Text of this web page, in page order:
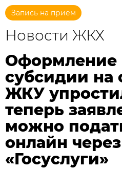
Запись на прием
Новости ЖКХ
Оформление
субсидии на
ЖКУ
теперь
можно
онлайн
«Госуслуги»